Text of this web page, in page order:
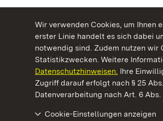
Wir verwenden Cookies, um Ihnen
erster Linie handelt es sich dabei
notwendig sind. Zudem nutzen wir
Statistikzwecken. Weitere
Datenschutzhinweisen. Ihre
Zugriff darauf erfolgt nach § 25
Datenverarbeitung nach Art. 6 Abs.
Cookie-Einstellungen anzeigen
Kommen. Staunen. Genießen.